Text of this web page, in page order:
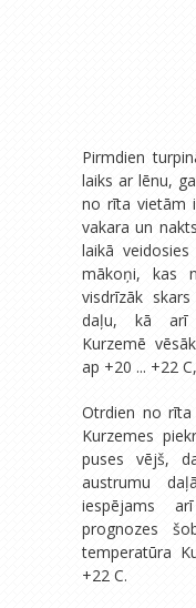
Pirmdien
laiks ar lēnu,
no rīta vietām
vakara un
laikā
mākoņi, kas
visdrīzāk
daļu, kā arī
Kurzemē
ap +20 ... +22
Otrdien no rīta
Kurzemes
puses vējš,
austrumu
iespējams
prognozes
temperatūra
+22 C.